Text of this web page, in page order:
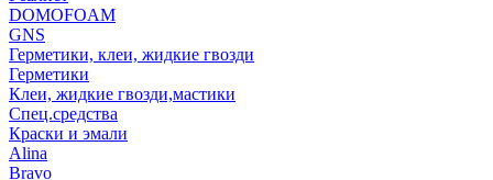
DOMOFOAM
GNS
Герметики, клеи, жидкие гвозди
Герметики
Клеи, жидкие гвозди,мастики
Спец.средства
Краски и эмали
Alina
Bravo